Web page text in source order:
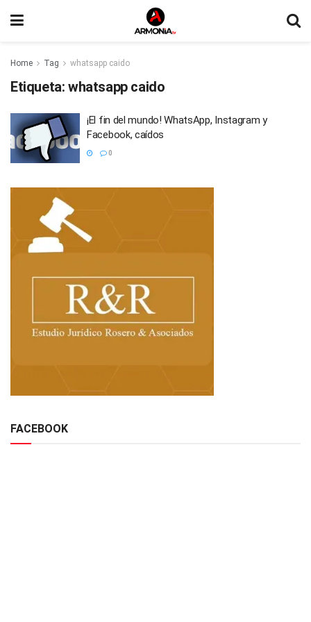
Home Tag whatsapp caido
Etiqueta: whatsapp caido
¡El fin del mundo! WhatsApp, Instagram y
Facebook, caídos
0
FACEBOOK